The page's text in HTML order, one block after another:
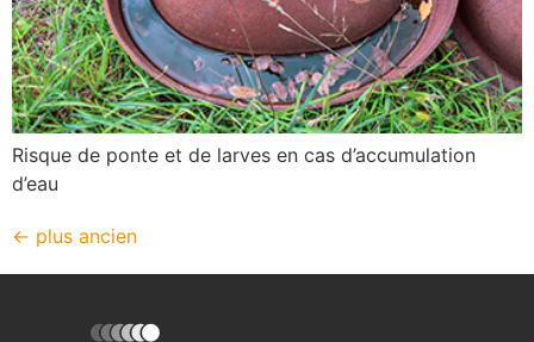
Risque de ponte et de larves en cas d’accumulation
d’eau
← plus ancien